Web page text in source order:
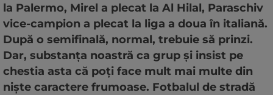
la Palermo, Mirel a plecat la Al Hilal, Paraschiv
vice-campion a plecat la liga a doua în italiană.
După o semifinală, normal, trebuie să prinzi.
Dar, substanța noastră ca grup și insist pe
chestia asta că poți face mult mai multe din
niște caractere frumoase. Fotbalul de stradă